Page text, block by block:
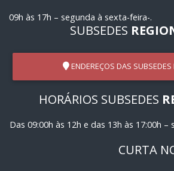
09h às 17h – segunda à sexta-feira-.
SUBSEDES
ENDEREÇOS DAS
HORÁRIOS SUBSEDES
Das 09:00h às 12h e das 13h às 17:00h
CURTA